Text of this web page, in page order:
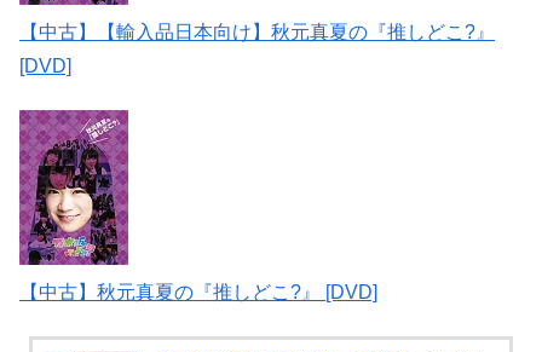
【中古】【輸入品日本向け】秋元真夏の『推しどこ?』
[DVD]
【中古】秋元真夏の『推しどこ?』 [DVD]